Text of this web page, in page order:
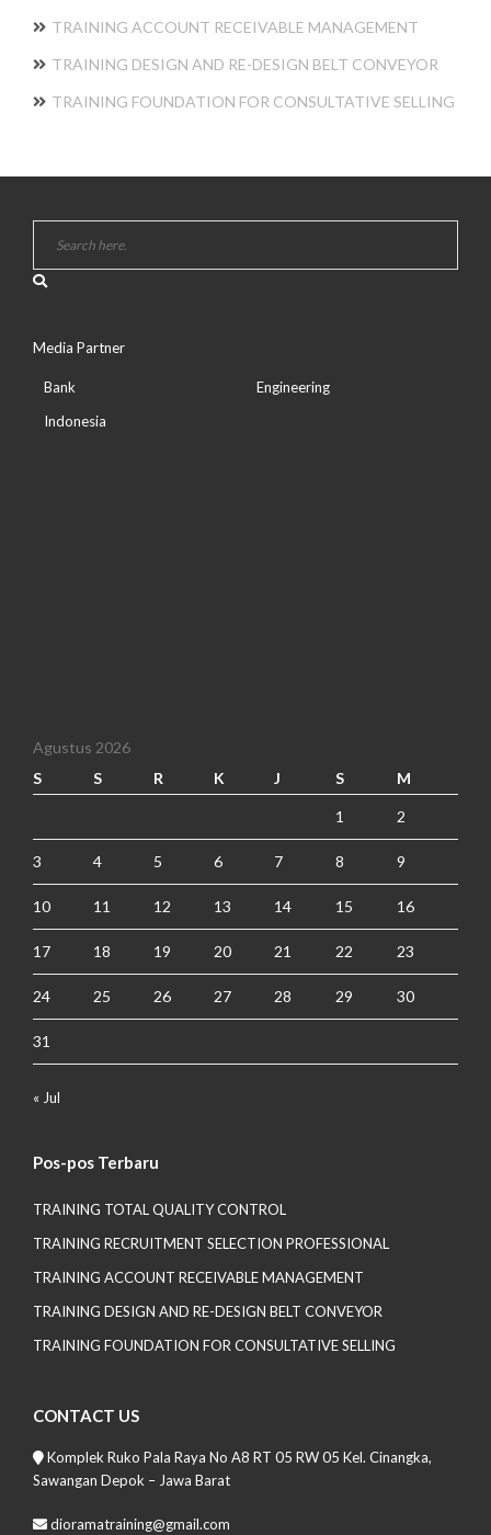
TRAINING ACCOUNT RECEIVABLE MANAGEMENT
TRAINING DESIGN AND RE-DESIGN BELT CONVEYOR
TRAINING FOUNDATION FOR CONSULTATIVE SELLING
Media Partner
Bank
Indonesia
Engineering
Agustus 2026
S
S R K J S M
1 2
3 4 5 6 7 8 9
10 11 12 13 14 15 16
17 18 19 20 21 22 23
24 25 26 27 28 29 30
31
« Jul
Pos-pos Terbaru
TRAINING TOTAL QUALITY CONTROL
TRAINING RECRUITMENT SELECTION PROFESSIONAL
TRAINING ACCOUNT RECEIVABLE MANAGEMENT
TRAINING DESIGN AND RE-DESIGN BELT CONVEYOR
TRAINING FOUNDATION FOR CONSULTATIVE SELLING
CONTACT US
Komplek Ruko Pala Raya No A8 RT 05 RW 05 Kel. Cinangka,
Sawangan Depok – Jawa Barat
dioramatraining@gmail.com